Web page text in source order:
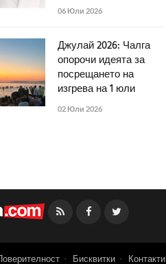
06 Юли 2026
Джулай 2026: Чалга
опорочи идеята за
посрещането на
изгрева на 1 юли
02 Юли 2026
Facebook
Бисквитки Контакти